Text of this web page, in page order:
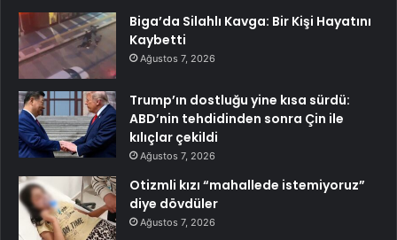
Biga’da Silahlı Kavga: Bir Kişi Hayatını
Kaybetti
Ağustos 7, 2026
Trump’ın dostluğu yine kısa sürdü:
ABD’nin tehdidinden sonra Çin ile
kılıçlar çekildi
Ağustos 7, 2026
Otizmli kızı “mahallede istemiyoruz”
diye dövdüler
Ağustos 7, 2026